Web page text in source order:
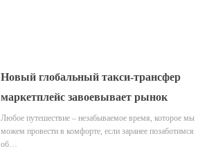
Новый глобальный такси-трансфер
маркетплейс завоевывает рынок
Любое путешествие – незабываемое время, которое мы
можем провести в комфорте, если заранее позаботимся
об…